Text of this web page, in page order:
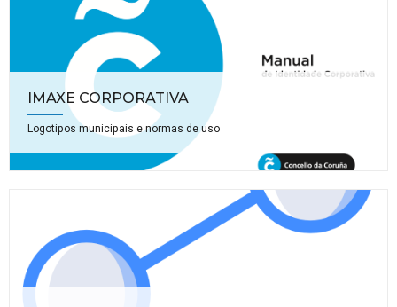
IMAXE CORPORATIVA
Logotipos municipais e normas de uso